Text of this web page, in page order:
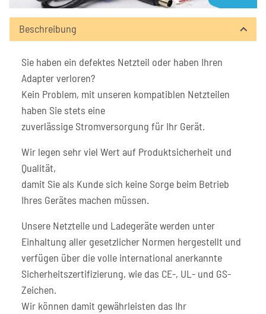
Beschreibung
Sie haben ein defektes Netzteil oder haben Ihren
Adapter verloren?
Kein Problem, mit unseren kompatiblen Netzteilen
haben Sie stets eine
zuverlässige Stromversorgung für Ihr Gerät.
Wir legen sehr viel Wert auf Produktsicherheit und
Qualität,
damit Sie als Kunde sich keine Sorge beim Betrieb
Ihres Gerätes machen müssen.
Unsere Netzteile und Ladegeräte werden unter
Einhaltung aller gesetzlicher Normen hergestellt und
verfügen über die volle international anerkannte
Sicherheitszertifizierung, wie das CE-, UL- und GS-
Zeichen.
Wir können damit gewährleisten das Ihr